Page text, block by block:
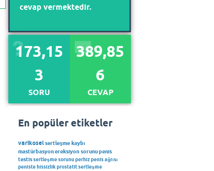
cevap vermektedir.
173,15
3
SORU
389,85
6
CEVAP
En popüler etiketler
varikoselsertleşme kaybı
mastürbasyonereksiyon sorunupenis
testissertleşme sorunuperhizpenis ağrısı
peniste hissizlikprostatitsertleşme